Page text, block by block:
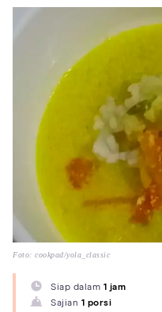
Foto: cookpad/yola_classic
Siap dalam 1 jam
Sajian 1 porsi